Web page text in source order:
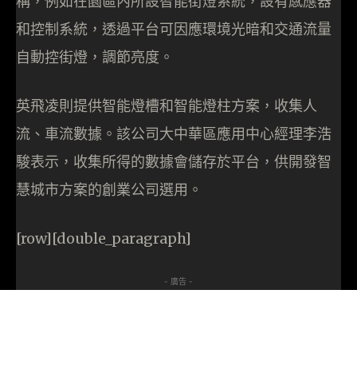
和控制系統，透過平台可因應環境光暗和交通流量
自動控街燈，調節亮度。
英飛凌則提供智能燈槽和智能燈柱方案，收集人
流、車流數據。該公司大中華區應用中心經理李浩
駿表示，收集所得的數據會儲存於平台，供開發智
慧城市方案的創業公司選用。
[row][double_paragraph]
- 廣告 -